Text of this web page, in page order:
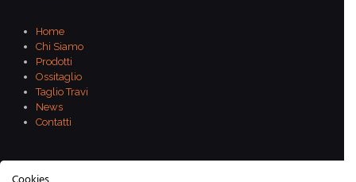
Home
Chi Siamo
Prodotti
Ossitaglio
Taglio Travi
News
Contatti